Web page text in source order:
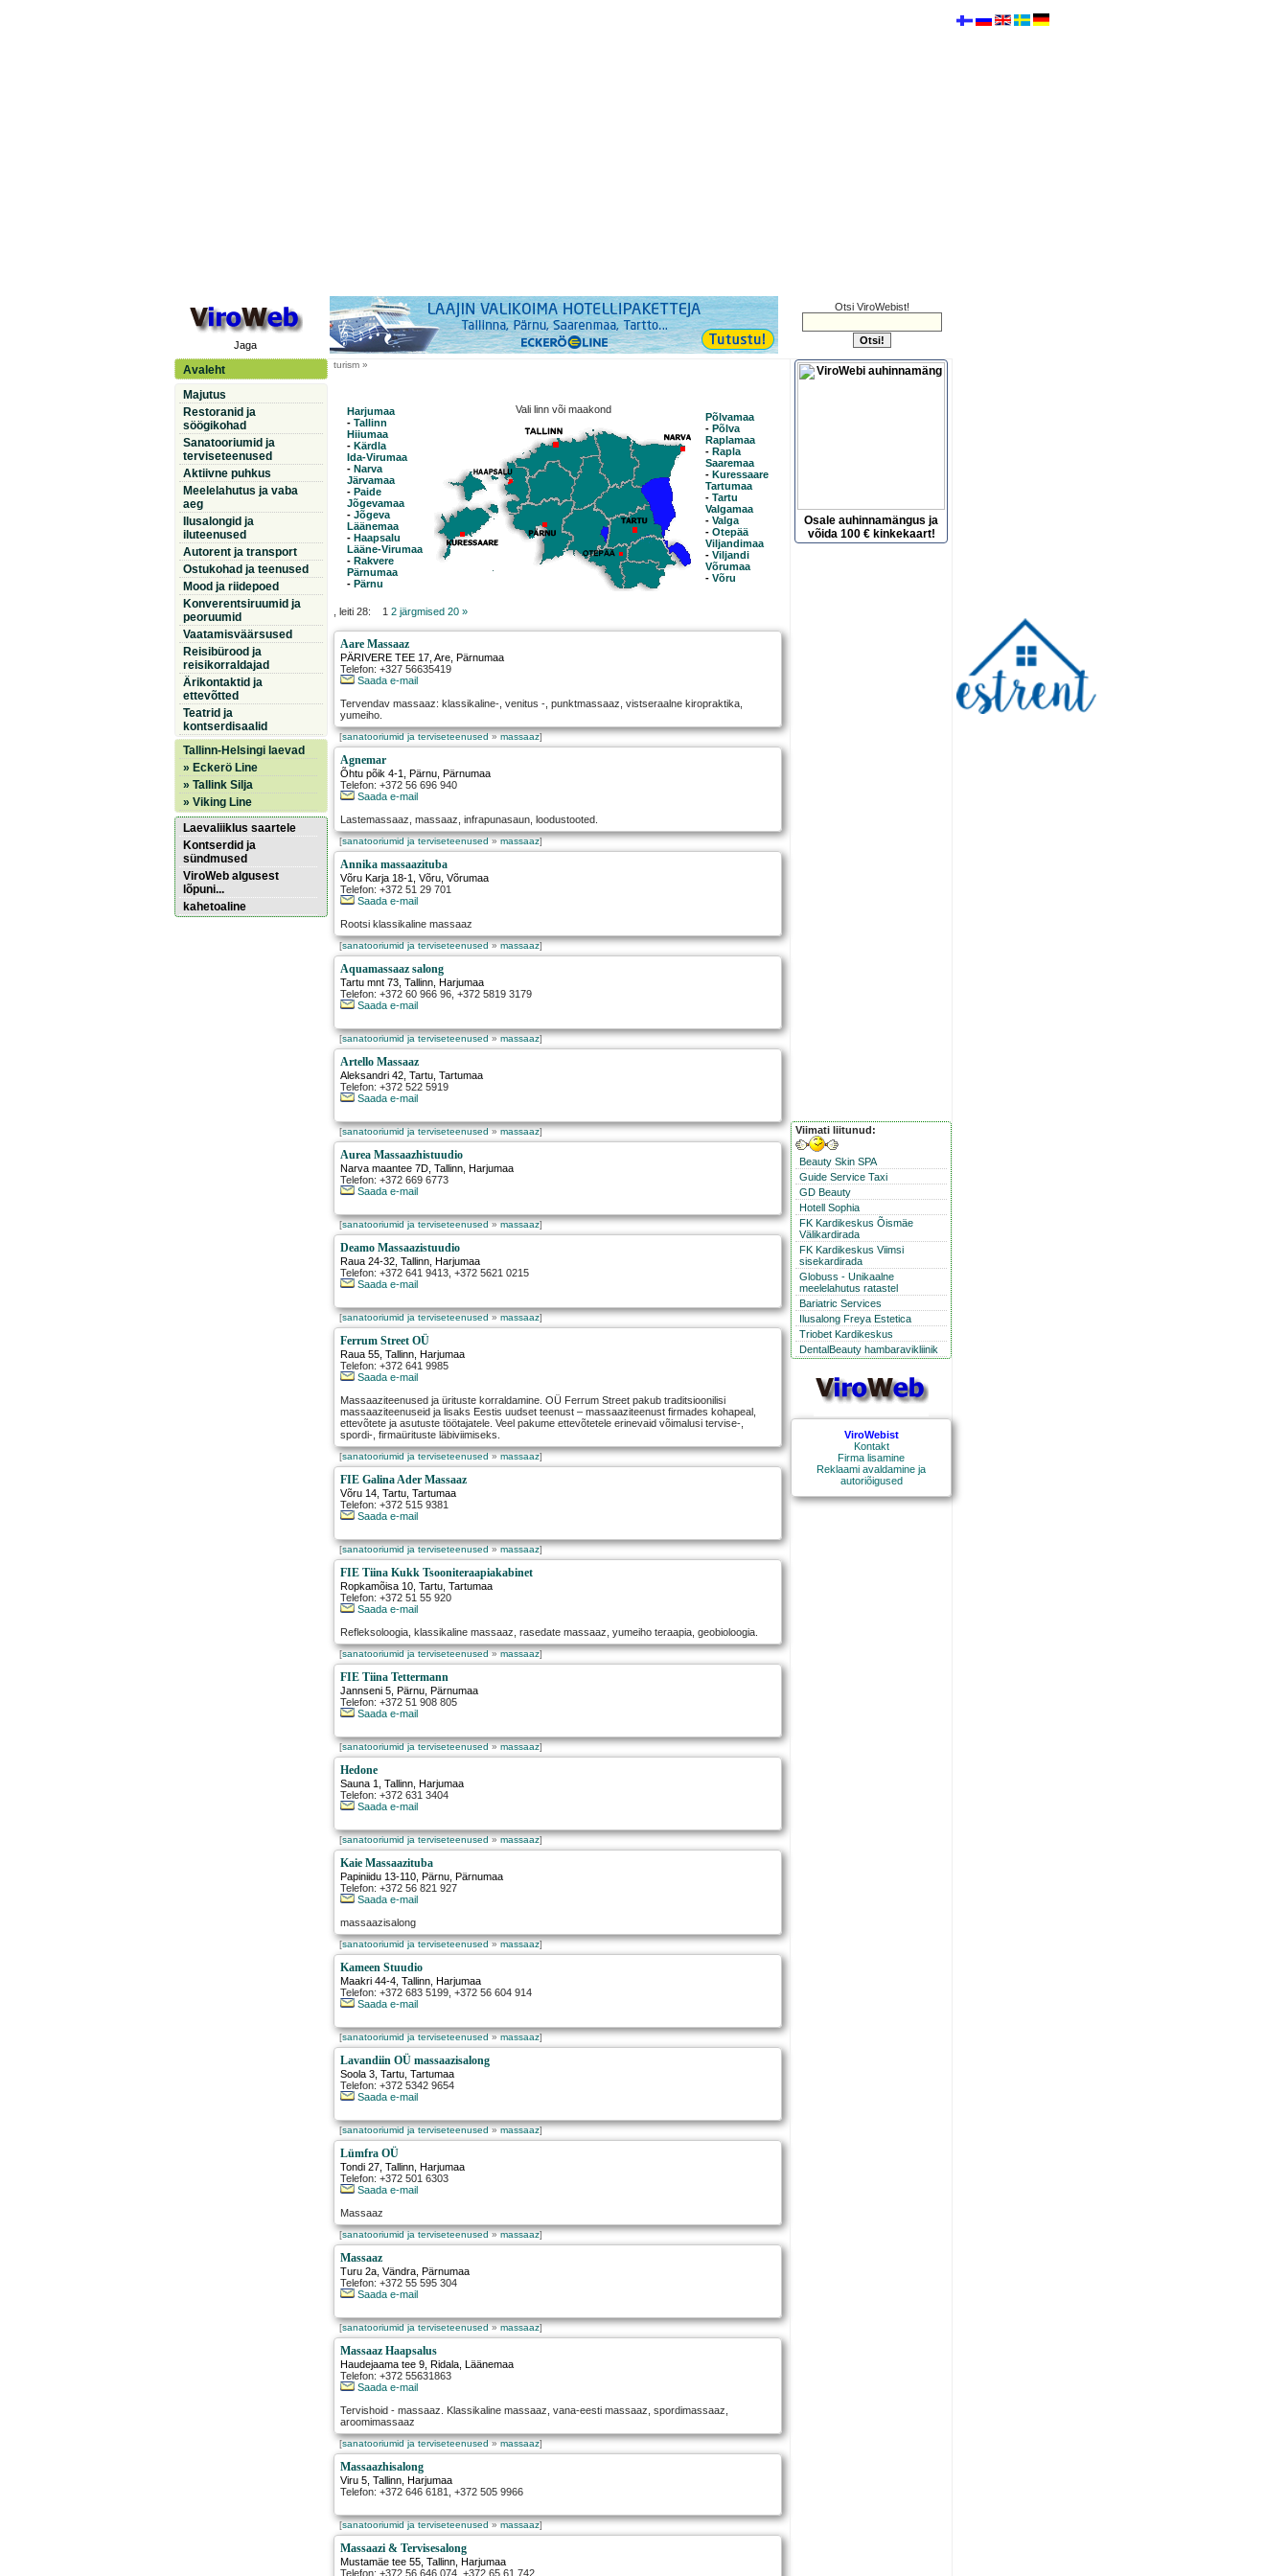
Jaga
Otsi ViroWebist!
Avaleht
Majutus
Restoranid ja
söögikohad
Sanatooriumid ja
terviseteenused
Aktiivne puhkus
Meelelahutus ja vaba
aeg
Ilusalongid ja
iluteenused
Autorent ja transport
Ostukohad ja teenused
Mood ja riidepoed
Konverentsiruumid ja
peoruumid
Vaatamisväärsused
Reisibürood ja
reisikorraldajad
Ärikontaktid ja
ettevõtted
Teatrid ja
kontserdisaalid
Tallinn-Helsingi laevad
» Eckerö Line
» Tallink Silja
» Viking Line
Laevaliiklus saartele
Kontserdid ja
sündmused
ViroWeb algusest
lõpuni...
kahetoaline
turism »
Harjumaa
- Tallinn
Hiiumaa
- Kärdla
Ida-Virumaa
- Narva
Järvamaa
- Paide
Jõgevamaa
- Jõgeva
Läänemaa
- Haapsalu
Lääne-Virumaa
- Rakvere
Pärnumaa
- Pärnu
Vali linn või maakond
Põlvamaa
-Põlva
Raplamaa
- Rapla
Saaremaa
- Kuressaare
Tartumaa
- Tartu
Valgamaa
- Valga
- Otepää
Viljandimaa
- Viljandi
Võrumaa
- Võru
, leiti 28: 1 2 järgmised 20 »
Aare Massaaz
PÄRIVERE TEE 17 ,Are , Pärnumaa
Telefon: +327 56635419
Saada e-mail
Tervendav massaaz: klassikaline-, venitus -, punktmassaaz, vistseraalne kiropraktika,
yumeiho.
[sanatooriumid ja terviseteenused»massaaz]
Agnemar
Õhtu põik 4-1 Pärnu , Pärnumaa
Telefon: +372 56 696 940
Saada e-mail
Lastemassaaz, massaaz, infrapunasaun, loodustooted.
[sanatooriumid ja terviseteenused»massaaz]
Annika massaazituba
Võru Karja 18-1 ,Võru , Võrumaa
Telefon: +372 51 29 701
Saada e-mail
Rootsi klassikaline massaaz
[sanatooriumid ja terviseteenused»massaaz]
Aquamassaaz salong
Tartu mnt 73 ,Tallinn , Harjumaa
Telefon: +372 60 966 96, +372 5819 3179
Saada e-mail
[sanatooriumid ja terviseteenused»massaaz]
Artello Massaaz
Aleksandri 42 ,Tartu , Tartumaa
Telefon: +372 522 5919
Saada e-mail
[sanatooriumid ja terviseteenused»massaaz]
Aurea Massaazhistuudio
Narva maantee 7D ,Tallinn , Harjumaa
Telefon: +372 669 6773
Saada e-mail
[sanatooriumid ja terviseteenused»massaaz]
Deamo Massaazistuudio
Raua 24-32 ,Tallinn , Harjumaa
Telefon: +372 641 9413, +372 5621 0215
Saada e-mail
[sanatooriumid ja terviseteenused»massaaz]
Ferrum Street OÜ
Raua 55 ,Tallinn , Harjumaa
Telefon: +372 641 9985
Saada e-mail
Massaaziteenused ja ürituste korraldamine. OÜ Ferrum Street pakub traditsioonilisi
massaaziteenuseid ja lisaks Eestis uudset teenust – massaaziteenust firmades kohapeal,
ettevõtete ja asutuste töötajatele. Veel pakume ettevõtetele erinevaid võimalusi tervise-,
spordi-, firmaürituste läbiviimiseks.
[sanatooriumid ja terviseteenused»massaaz]
FIE Galina Ader Massaaz
Võru 14 ,Tartu , Tartumaa
Telefon: +372 515 9381
Saada e-mail
[sanatooriumid ja terviseteenused»massaaz]
FIE Tiina Kukk Tsooniteraapiakabinet
Ropkamõisa 10 ,Tartu , Tartumaa
Telefon: +372 51 55 920
Saada e-mail
Refleksoloogia, klassikaline massaaz, rasedate massaaz, yumeiho teraapia, geobioloogia.
[sanatooriumid ja terviseteenused»massaaz]
FIE Tiina Tettermann
Jannseni 5 Pärnu , Pärnumaa
Telefon: +372 51 908 805
Saada e-mail
[sanatooriumid ja terviseteenused»massaaz]
Hedone
Sauna 1 ,Tallinn , Harjumaa
Telefon: +372 631 3404
Saada e-mail
[sanatooriumid ja terviseteenused»massaaz]
Kaie Massaazituba
Papiniidu 13-110 Pärnu , Pärnumaa
Telefon: +372 56 821 927
Saada e-mail
massaazisalong
[sanatooriumid ja terviseteenused»massaaz]
Kameen Stuudio
Maakri 44-4 ,Tallinn , Harjumaa
Telefon: +372 683 5199, +372 56 604 914
Saada e-mail
[sanatooriumid ja terviseteenused»massaaz]
Lavandiin OÜ massaazisalong
Soola 3 ,Tartu , Tartumaa
Telefon: +372 5342 9654
Saada e-mail
[sanatooriumid ja terviseteenused»massaaz]
Lümfra OÜ
Tondi 27 ,Tallinn , Harjumaa
Telefon: +372 501 6303
Saada e-mail
Massaaz
[sanatooriumid ja terviseteenused»massaaz]
Massaaz
Turu 2a ,Vändra , Pärnumaa
Telefon: +372 55 595 304
Saada e-mail
[sanatooriumid ja terviseteenused»massaaz]
Massaaz Haapsalus
Haudejaama tee 9 Ridala , Läänemaa
Telefon: +372 55631863
Saada e-mail
Tervishoid - massaaz. Klassikaline massaaz, vana-eesti massaaz, spordimassaaz,
aroomimassaaz
[sanatooriumid ja terviseteenused»massaaz]
Massaazhisalong
Viru 5 ,Tallinn , Harjumaa
Telefon: +372 646 6181, +372 505 9966
[sanatooriumid ja terviseteenused»massaaz]
Massaazi & Tervisesalong
Mustamäe tee 55 ,Tallinn , Harjumaa
Telefon: +372 56 646 074, +372 65 61 742
Osale auhinnamängus ja
võida 100 € kinkekaart!
Viimati liitunud:
Beauty Skin SPA
Guide Service Taxi
GD Beauty
Hotell Sophia
FK Kardikeskus Õismäe
Välikardirada
FK Kardikeskus Viimsi
sisekardirada
Globuss - Unikaalne
meelelahutus ratastel
Bariatric Services
Ilusalong Freya Estetica
Triobet Kardikeskus
DentalBeauty hambaravikliinik
ViroWebist
Kontakt
Firma lisamine
Reklaami avaldamine ja
autoriõigused